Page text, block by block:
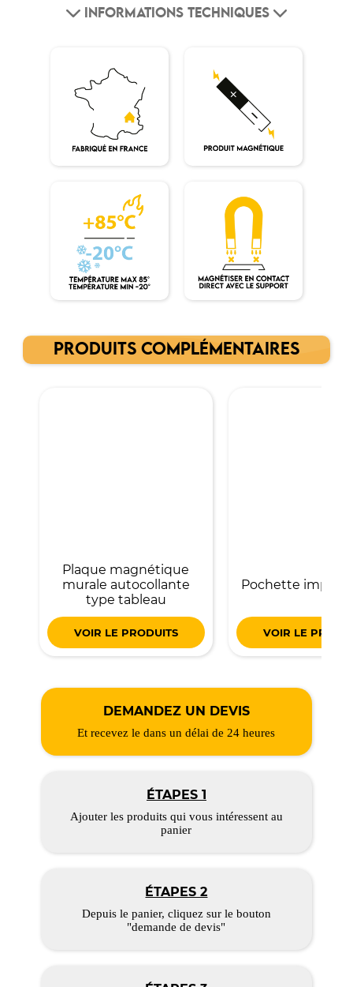
INFORMATIONS TECHNIQUES
PRODUITS COMPLÉMENTAIRES
Plaque magnétique
murale autocollante
type tableau
VOIR LE PRODUITS
Pochette
VOIR LE
DEMANDEZ UN DEVIS
Et recevez le dans un délai de 24 heures
ÉTAPES 1
Ajouter les produits qui vous intéressent au
panier
ÉTAPES 2
Depuis le panier, cliquez sur le bouton
"demande de devis"